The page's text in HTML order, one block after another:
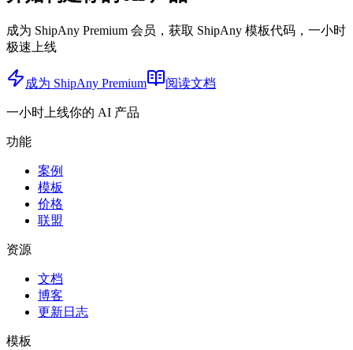
成为 ShipAny Premium 会员，获取 ShipAny 模板代码，一小时
极速上线
成为 ShipAny Premium 阅读文档
一小时上线你的 AI 产品
功能
案例
模板
价格
联盟
资源
文档
博客
更新日志
模板